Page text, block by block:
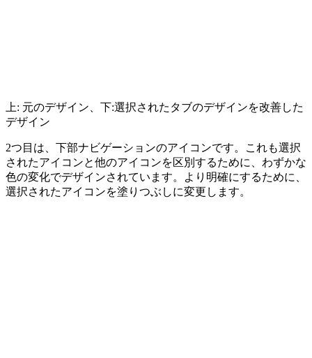
上: 元のデザイン、下:選択されたタブのデザインを改善した
デザイン
2つ目は、下部ナビゲーションのアイコンです。これも選択
されたアイコンと他のアイコンを区別するために、わずかな
色の変化でデザインされています。より明確にするために、
選択されたアイコンを塗りつぶしに変更します。